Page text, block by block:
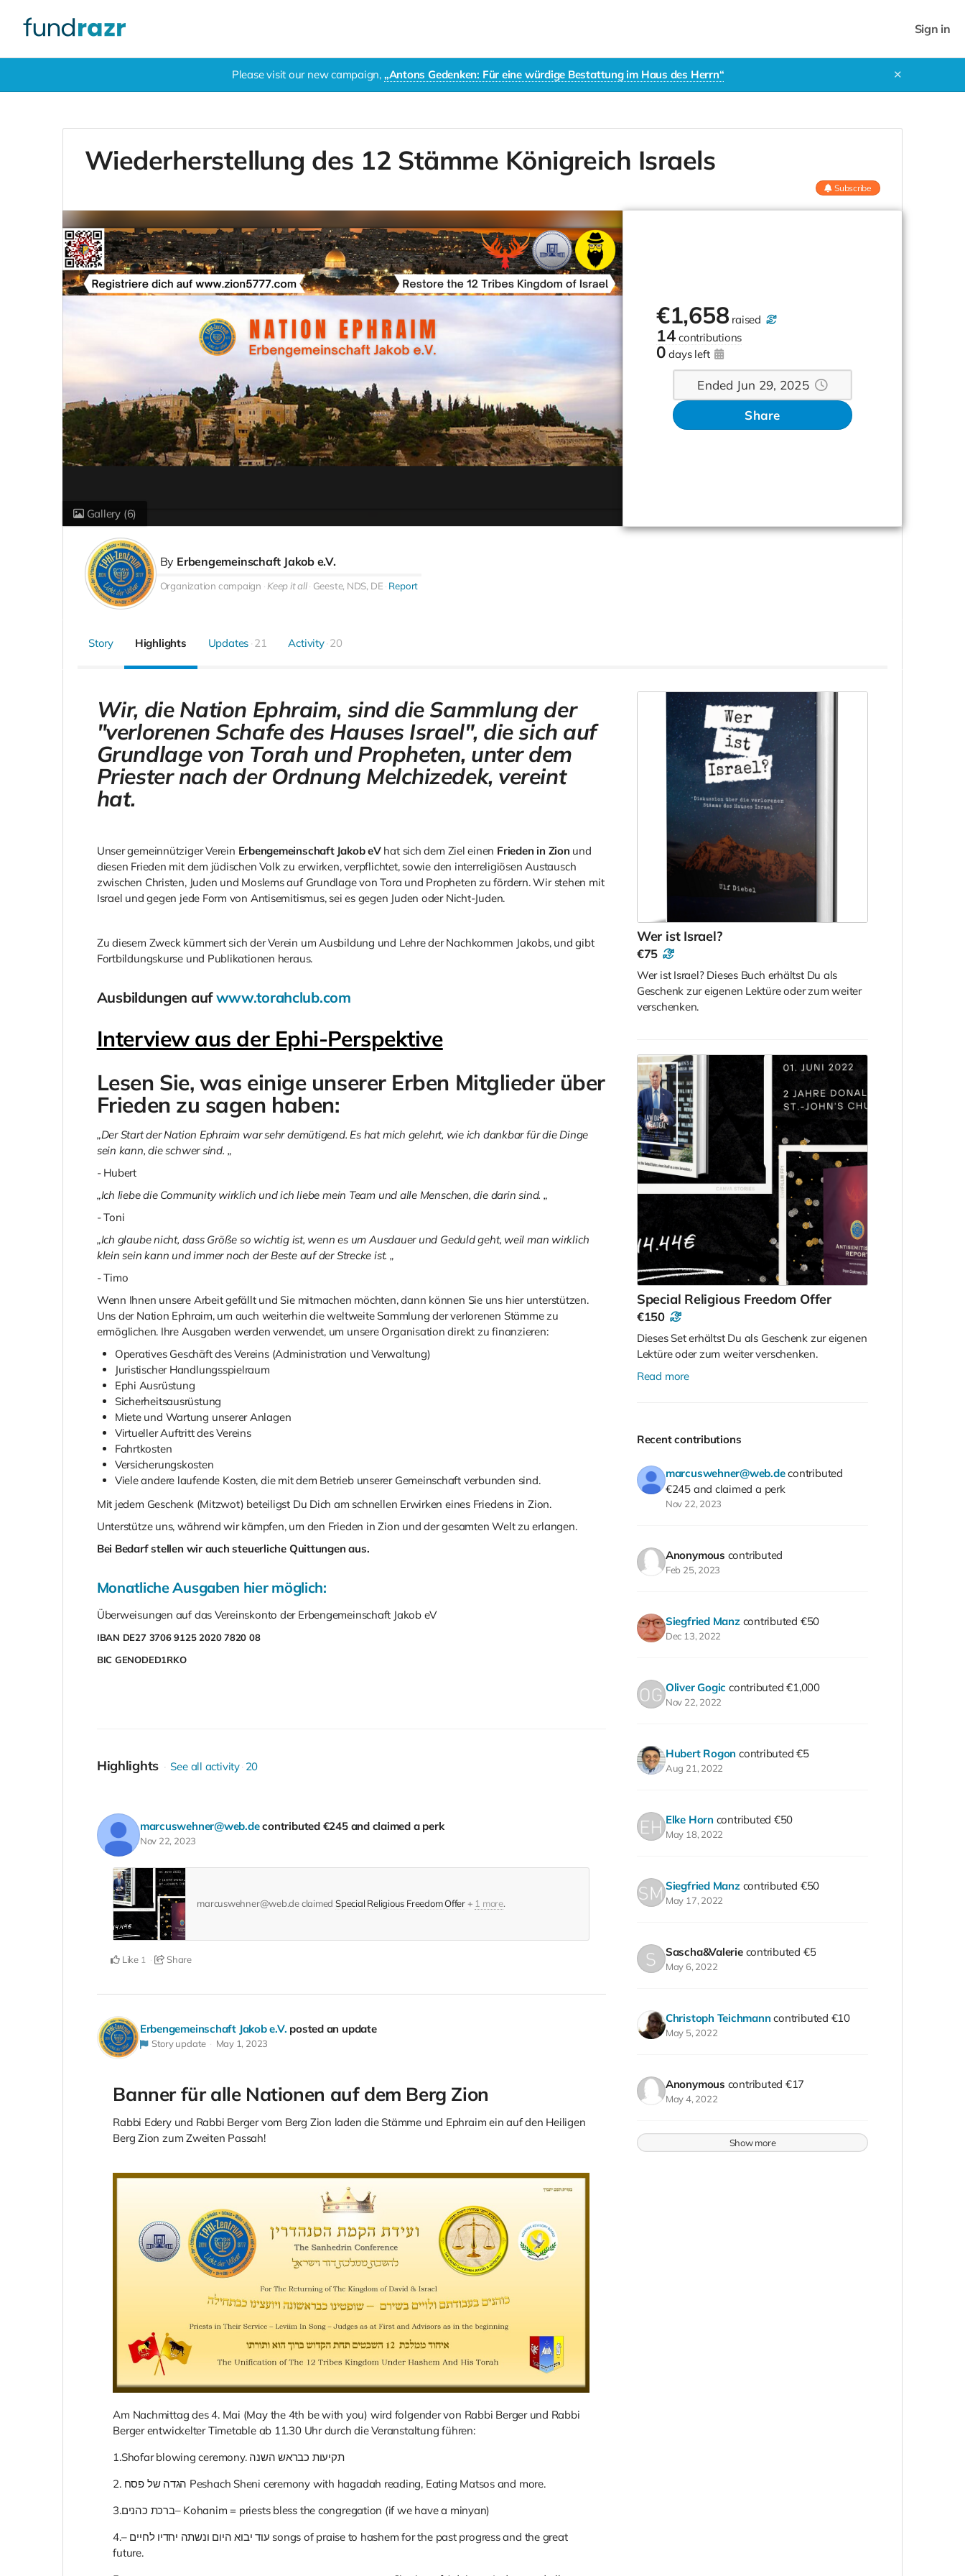
Sign in
Please visit our new campaign, „Antons Gedenken: Für eine würdige Bestattung im Haus des Herrn“ ✕
Wiederherstellung des 12 Stämme Königreich Israels
Subscribe
Gallery (6)
€1,658 raised
14 contributions
0 days left
Ended Jun 29, 2025
Share
By Erbengemeinschaft Jakob e.V.
Organization campaign Keep it all Geeste, NDS, DE Report
Story Highlights Updates 21 Activity 20
Wir, die Nation Ephraim, sind die Sammlung der
"verlorenen Schafe des Hauses Israel", die sich auf
Grundlage von Torah und Propheten, unter dem
Priester nach der Ordnung Melchizedek, vereint
hat.
Unser gemeinnütziger Verein Erbengemeinschaft Jakob eV hat sich dem Ziel einen Frieden in Zion und
diesen Frieden mit dem jüdischen Volk zu erwirken, verpflichtet, sowie den interreligiösen Austausch
zwischen Christen, Juden und Moslems auf Grundlage von Tora und Propheten zu fördern.Wir stehen mit
Israel und gegen jede Form von Antisemitismus, sei es gegen Juden oder Nicht-Juden.
Zu diesem Zweck kümmert sich der Verein um Ausbildung und Lehre der Nachkommen Jakobs, und gibt
Fortbildungskurse und Publikationen heraus.
Ausbildungen aufwww.torahclub.com
Interview aus der Ephi-Perspektive
Lesen Sie, was einige unserer Erben Mitglieder über
Frieden zu sagen haben:
„Der Start der Nation Ephraim war sehr demütigend. Es hat mich gelehrt, wie ich dankbar für die Dinge
sein kann, die schwer sind. „
- Hubert
„Ich liebe die Community wirklich und ich liebe mein Team und alle Menschen, die darin sind. „
- Toni
„Ich glaube nicht, dass Größe so wichtig ist, wenn es um Ausdauer und Geduld geht, weil man wirklich
klein sein kann und immer noch der Beste auf der Strecke ist. „
- Timo
Wenn Ihnen unsere Arbeit gefällt und Sie mitmachen möchten, dann können Sie uns hier unterstützen.
Uns der Nation Ephraim, um auch weiterhin die weltweite Sammlung der verlorenen Stämme zu
ermöglichen. Ihre Ausgaben werden verwendet, um unsere Organisation direkt zu finanzieren:
Operatives Geschäft des Vereins (Administration und Verwaltung)
Juristischer Handlungsspielraum
Ephi Ausrüstung
Sicherheitsausrüstung
Miete und Wartung unserer Anlagen
Virtueller Auftritt des Vereins
Fahrtkosten
Versicherungskosten
Viele andere laufende Kosten, die mit dem Betrieb unserer Gemeinschaft verbunden sind.
Mit jedem Geschenk (Mitzwot) beteiligst Du Dich am schnellen Erwirken eines Friedens in Zion.
Unterstütze uns, während wir kämpfen, um den Frieden in Zion und der gesamten Welt zu erlangen.
Bei Bedarf stellen wir auch steuerliche Quittungen aus.
Monatliche Ausgaben hier möglich:
Überweisungen auf das Vereinskonto der Erbengemeinschaft Jakob eV
IBAN DE27 3706 9125 2020 7820 08
BIC GENODED1RKO
Highlights See all activity 20
marcuswehner@web.decontributed €245and claimed a perk
Nov 22, 2023
marcuswehner@web.de claimed Special Religious Freedom Offer+ 1 more.
Like 1 Share
Erbengemeinschaft Jakob e.V. posted an update
Story update May 1, 2023
Banner für alle Nationen auf dem Berg Zion
Rabbi Edery und Rabbi Berger vom Berg Zion laden die Stämme und Ephraim ein auf den Heiligen
Berg Zion zum Zweiten Passah!
Am Nachmittag des 4. Mai (May the 4th be with you) wird folgender von Rabbi Berger und Rabbi
Berger entwickelter Timetable ab 11.30 Uhr durch die Veranstaltung führen:
1.Shofar blowing ceremony. תקיעות כבראש השנה
2. הגדה של פסח Peshach Sheni ceremony with hagadah reading, Eating Matsos and more.
3.ברכת כהנים– Kohanim = priests bless the congregation (if we have a minyan)
4.– עוד יבוא היום ונשתה יחדיו לחיים songs of praise to hashem for the past progress and the great
future.
Wer ist Israel?
€75
Wer ist Israel? Dieses Buch erhältst Du als
Geschenk zur eigenen Lektüre oder zum weiter
verschenken.
Special Religious Freedom Offer
€150
Dieses Set erhältst Du als Geschenk zur eigenen
Lektüre oder zum weiter verschenken.
Read more
Recent contributions
marcuswehner@web.decontributed
€245and claimed a perk
Nov 22, 2023
Anonymous contributed
Feb 25, 2023
Siegfried Manz contributed €50
Dec 13, 2022
Oliver Gogic contributed€1,000
Nov 22, 2022
Hubert Rogon contributed€5
Aug 21, 2022
Elke Horn contributed €50
May 18, 2022
Siegfried Manz contributed €50
May 17, 2022
Sascha&Valerie contributed €5
May 6, 2022
Christoph Teichmann contributed €10
May 5, 2022
Anonymous contributed €17
May 4, 2022
Show more